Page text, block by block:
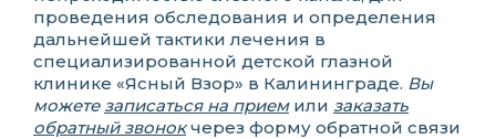
проведения обследования и определения
дальнейшей тактики лечения в
специализированной детской глазной
клинике «Ясный Взор» в Калининграде. Вы
можете записаться на приемили заказать
обратный звонокчерез форму обратной связи